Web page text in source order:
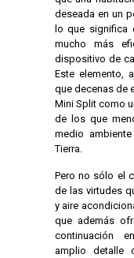
deseada en un
lo que significa
mucho más
dispositivo de
Este elemento,
que decenas de
Mini Split como
de los que
medio
Tierra.
Pero no sólo el
de las virtudes
y aire
que además
continuación
amplio detalle